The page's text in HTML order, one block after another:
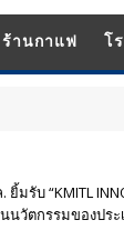
ร้านกาแฟ โ
ยิ้มรับ “KMITL
นวัตกรรมของประ